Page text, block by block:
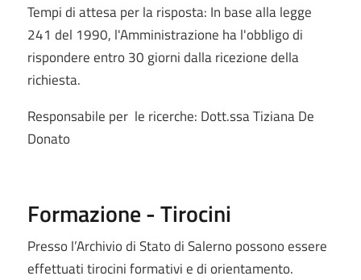
Tempi di attesa per la risposta: In base alla legge
241 del 1990, l'Amministrazione ha l'obbligo di
rispondere entro 30 giorni dalla ricezione della
richiesta.
Responsabile per le ricerche: Dott.ssa Tiziana De
Donato
Formazione - Tirocini
Presso l’Archivio di Stato di Salerno possono essere
effettuati tirocini formativi e di orientamento.